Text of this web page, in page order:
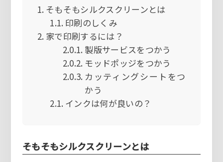
そもそもシルクスクリーンとは
印刷のしくみ
家で印刷するには？
製版サービスをつかう
モッドポッジをつかう
カッティングシートをつ
かう
インクは何が良いの？
そもそもシルクスクリーンとは